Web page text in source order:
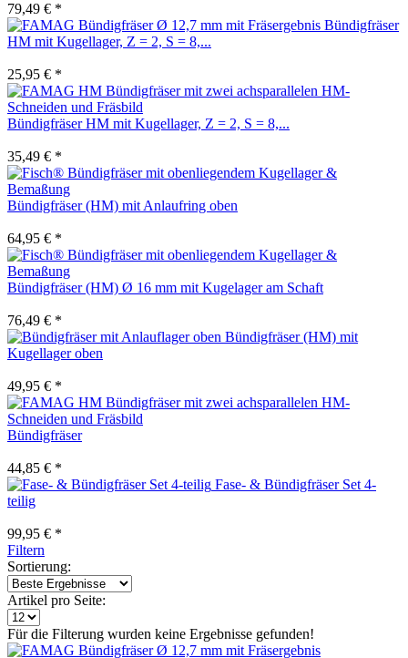
79,49 € *
Bündigfräser
HM mit Kugellager, Z = 2, S = 8,...
25,95 € *
Bündigfräser HM mit Kugellager, Z = 2, S = 8,...
35,49 € *
Bündigfräser (HM) mit Anlaufring oben
64,95 € *
Bündigfräser (HM) Ø 16 mm mit Kugelager am Schaft
76,49 € *
Bündigfräser (HM) mit
Kugellager oben
49,95 € *
Bündigfräser
44,85 € *
Fase- & Bündigfräser Set 4-
teilig
99,95 € *
Filtern
Sortierung:
Artikel pro Seite:
Für die Filterung wurden keine Ergebnisse gefunden!